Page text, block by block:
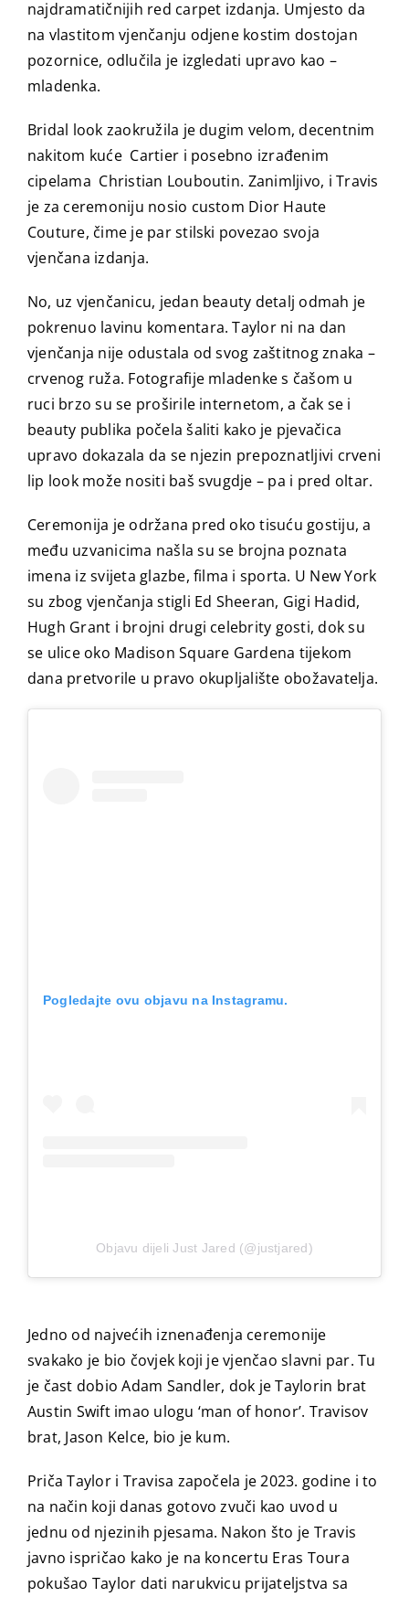
najdramatičnijih red carpet izdanja. Umjesto da
na vlastitom vjenčanju odjene kostim dostojan
pozornice, odlučila je izgledati upravo kao –
mladenka.
Bridal look zaokružila je dugim velom, decentnim
nakitom kuće Cartier⁠ i posebno izrađenim
cipelama Christian Louboutin⁠. Zanimljivo, i Travis
je za ceremoniju nosio custom Dior Haute
Couture, čime je par stilski povezao svoja
vjenčana izdanja.
No, uz vjenčanicu, jedan beauty detalj odmah je
pokrenuo lavinu komentara. Taylor ni na dan
vjenčanja nije odustala od svog zaštitnog znaka –
crvenog ruža. Fotografije mladenke s čašom u
ruci brzo su se proširile internetom, a čak se i
beauty publika počela šaliti kako je pjevačica
upravo dokazala da se njezin prepoznatljivi crveni
lip look može nositi baš svugdje – pa i pred oltar.
Ceremonija je održana pred oko tisuću gostiju, a
među uzvanicima našla su se brojna poznata
imena iz svijeta glazbe, filma i sporta. U New York
su zbog vjenčanja stigli Ed Sheeran, Gigi Hadid,
Hugh Grant i brojni drugi celebrity gosti, dok su
se ulice oko Madison Square Gardena tijekom
dana pretvorile u pravo okupljalište obožavatelja.
Pogledajte ovu objavu na Instagramu.
Objavu dijeli Just Jared (@justjared)
Jedno od najvećih iznenađenja ceremonije
svakako je bio čovjek koji je vjenčao slavni par. Tu
je čast dobio Adam Sandler, dok je Taylorin brat
Austin Swift imao ulogu ‘man of honor’. Travisov
brat, Jason Kelce, bio je kum.
Priča Taylor i Travisa započela je 2023. godine i to
na način koji danas gotovo zvuči kao uvod u
jednu od njezinih pjesama. Nakon što je Travis
javno ispričao kako je na koncertu Eras Toura
pokušao Taylor dati narukvicu prijateljstva sa